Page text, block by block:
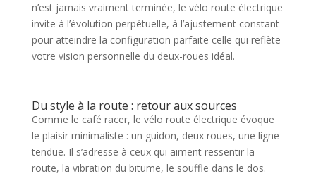
n’est jamais vraiment terminée, le vélo route électrique
invite à l’évolution perpétuelle, à l’ajustement constant
pour atteindre la configuration parfaite celle qui reflète
votre vision personnelle du deux-roues idéal.
Du style à la route : retour aux sources
Comme le café racer, le vélo route électrique évoque
le plaisir minimaliste : un guidon, deux roues, une ligne
tendue. Il s’adresse à ceux qui aiment ressentir la
route, la vibration du bitume, le souffle dans le dos.